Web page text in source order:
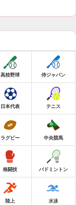
高校野球 侍ジャパン
日本代表 テニス
ラグビー 中央競馬
格闘技 バドミントン
陸上 水泳